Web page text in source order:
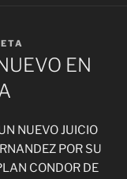
EN
NUEVO JUICIO
POR SU
CONDOR DE